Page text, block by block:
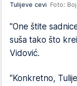
Tulijeve cevi Foto:
"One štite
suša tako što
Vidović.
"Konkretno,